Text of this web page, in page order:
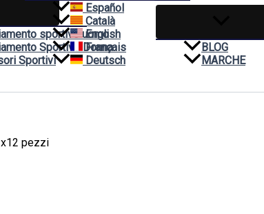
sportivo uomo
Sportivo Donna
Sportivi
Español
Català
English
Français
Deutsch
BLOG
MARCHE
x12 pezzi